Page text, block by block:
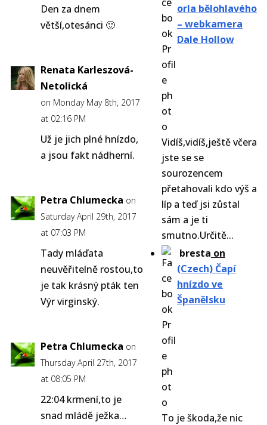
orla bělohlavého
– webkamera
Dale Hollow
Vidíš,vidíš,ještě včera
jste se se
sourozencem
přetahovali kdo výš a
líp a teď jsi zůstal
sám a je ti
smutno.Určitě...
bresta on
(Czech) Čapí
hnízdo ve
Španělsku
To je škoda,že nic
Den za dnem
větší,otesánci 🙂
Renata Karleszová-
Netolická
on Monday May 8th, 2017
at 02:16 PM
Už je jich plné hnízdo,
a jsou fakt nádherní.
Petra Chlumecka on
Saturday April 29th, 2017
at 07:03 PM
Tady mláďata
neuvěřitelně rostou,to
je tak krásný pták ten
Výr virginský.
Petra Chlumecka on
Thursday April 27th, 2017
at 08:05 PM
22:04 krmení,to je
snad mládě ježka…